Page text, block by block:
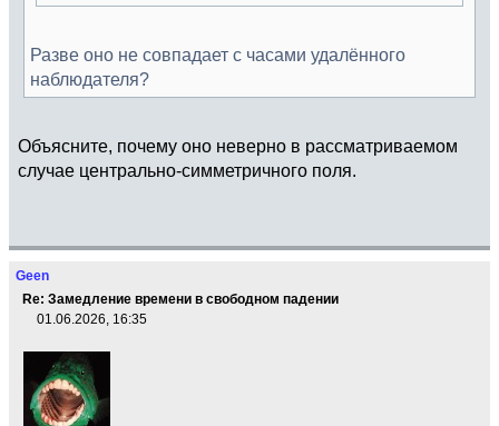
Разве оно не совпадает с часами удалённого
наблюдателя?
Объясните, почему оно неверно в рассматриваемом
случае центрально-симметричного поля.
Geen
Re: Замедление времени в свободном падении
01.06.2026, 16:35